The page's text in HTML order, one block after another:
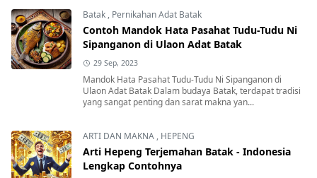
Batak , Pernikahan Adat Batak
Contoh Mandok Hata Pasahat Tudu-Tudu Ni
Sipanganon di Ulaon Adat Batak
29 Sep, 2023
Mandok Hata Pasahat Tudu-Tudu Ni Sipanganon di
Ulaon Adat Batak Dalam budaya Batak, terdapat tradisi
yang sangat penting dan sarat makna yan...
ARTI DAN MAKNA , HEPENG
Arti Hepeng Terjemahan Batak - Indonesia
Lengkap Contohnya